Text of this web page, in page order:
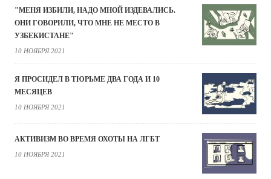
"МЕНЯ ИЗБИЛИ, НАДО МНОЙ ИЗДЕВАЛИСЬ.
ОНИ ГОВОРИЛИ, ЧТО МНЕ НЕ МЕСТО В
УЗБЕКИСТАНЕ"
10 НОЯБРЯ 2021
Я ПРОСИДЕЛ В ТЮРЬМЕ ДВА ГОДА И 10
МЕСЯЦЕВ
10 НОЯБРЯ 2021
АКТИВИЗМ ВО ВРЕМЯ ОХОТЫ НА ЛГБТ
10 НОЯБРЯ 2021